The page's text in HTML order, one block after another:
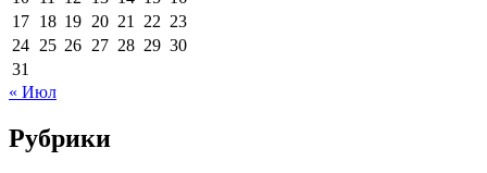
17 18 19 20 21 22 23
24 25 26 27 28 29 30
31
« Июл
Рубрики